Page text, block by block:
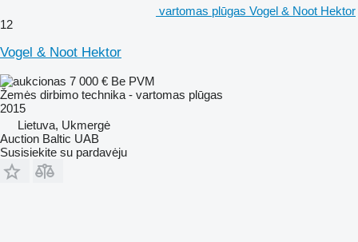
vartomas plūgas Vogel & Noot Hektor
12
Vogel & Noot Hektor
7 000 € Be PVM
Žemės dirbimo technika - vartomas plūgas
2015
Lietuva, Ukmergė
Auction Baltic UAB
Susisiekite su pardavėju